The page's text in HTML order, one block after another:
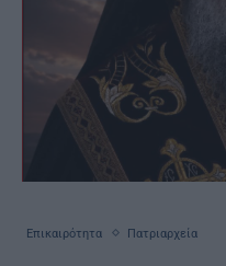
Επικαιρότητα Πατριαρχεία